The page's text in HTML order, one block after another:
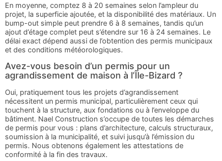
En moyenne, comptez 8 à 20 semaines selon l’ampleur du
projet, la superficie ajoutée, et la disponibilité des matériaux. Un
bump-out simple peut prendre 6 à 8 semaines, tandis qu’un
ajout d’étage complet peut s’étendre sur 16 à 24 semaines. Le
délai exact dépend aussi de l’obtention des permis municipaux
et des conditions météorologiques.
Avez-vous besoin d’un permis pour un
agrandissement de maison à l’Île-Bizard ?
Oui, pratiquement tous les projets d’agrandissement
nécessitent un permis municipal, particulièrement ceux qui
touchent à la structure, aux fondations ou à l’enveloppe du
bâtiment. Nael Construction s’occupe de toutes les démarches
de permis pour vous : plans d’architecture, calculs structuraux,
soumission à la municipalité, et suivi jusqu’à l’émission du
permis. Nous obtenons également les attestations de
conformité à la fin des travaux.